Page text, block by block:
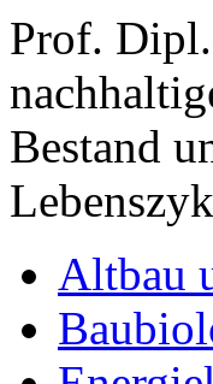
Prof.
Bestand
Altbau